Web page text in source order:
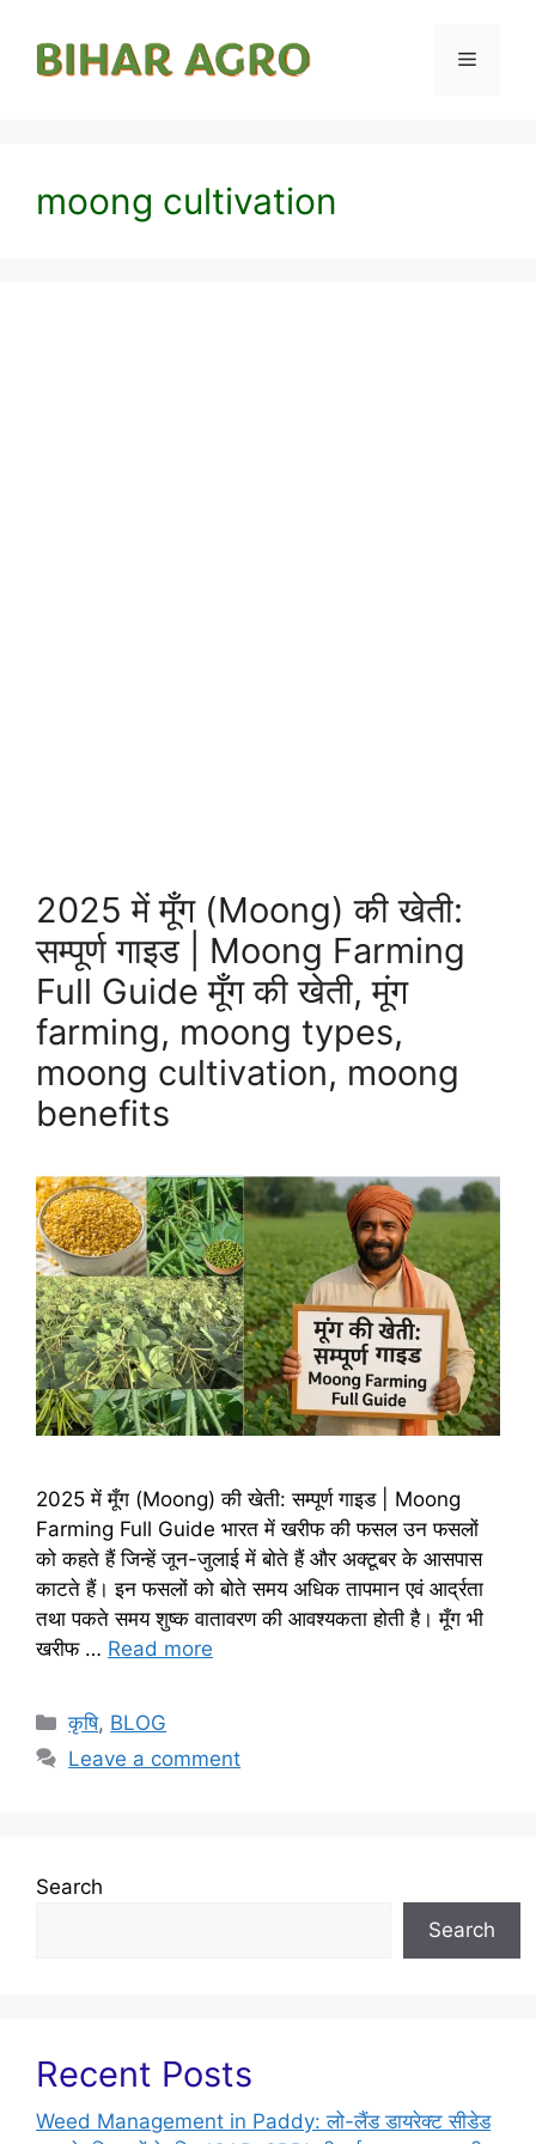
moong cultivation
2025 में मूँग (Moong) की खेती:
सम्पूर्ण गाइड | Moong Farming
Full Guide मूँग की खेती, मूंग
farming, moong types,
moong cultivation, moong
benefits
2025 में मूँग (Moong) की खेती: सम्पूर्ण गाइड | Moong
Farming Full Guide भारत में खरीफ की फसल उन फसलों
को कहते हैं जिन्हें जून-जुलाई में बोते हैं और अक्टूबर के आसपास
काटते हैं। इन फसलों को बोते समय अधिक तापमान एवं आर्द्रता
तथा पकते समय शुष्क वातावरण की आवश्यकता होती है। मूँग भी
खरीफ … Read more
कृषि, BLOG
Leave a comment
Search
Search
Recent Posts
Weed Management in Paddy: लो-लैंड डायरेक्ट सीडेड